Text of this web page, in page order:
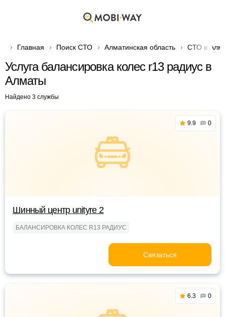
Главная Поиск СТО Алматинская область СТО в
Услуга балансировка колес r13 радиус в
Алматы
Найдено 3 службы
9.9 0
Шинный центр unityre 2
БАЛАНСИРОВКА КОЛЕС R13 РАДИУС
Связаться
6.3 0